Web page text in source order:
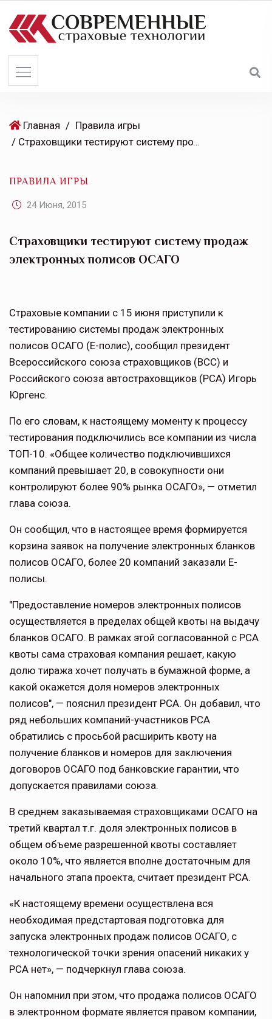
Главная / Правила игры
/ Страховщики тестируют систему продаж электронных полисов ОСАГО
ПРАВИЛА ИГРЫ
24 Июня, 2015
Страховщики тестируют систему продаж
электронных полисов ОСАГО
Страховые компании с 15 июня приступили к
тестированию системы продаж электронных
полисов ОСАГО (Е-полис), сообщил президент
Всероссийского союза страховщиков (ВСС) и
Российского союза автостраховщиков (РСА) Игорь
Юргенс.
По его словам, к настоящему моменту к процессу
тестирования подключились все компании из числа
ТОП-10. «Общее количество подключившихся
компаний превышает 20, в совокупности они
контролируют более 90% рынка ОСАГО», — отметил
глава союза.
Он сообщил, что в настоящее время формируется
корзина заявок на получение электронных бланков
полисов ОСАГО, более 20 компаний заказали E-
полисы.
"Предоставление номеров электронных полисов
осуществляется в пределах общей квоты на выдачу
бланков ОСАГО. В рамках этой согласованной с РСА
квоты сама страховая компания решает, какую
долю тиража хочет получать в бумажной форме, а
какой окажется доля номеров электронных
полисов", — пояснил президент РСА. Он добавил, что
ряд небольших компаний-участников РСА
обратились с просьбой расширить квоту на
получение бланков и номеров для заключения
договоров ОСАГО под банковские гарантии, что
допускается правилами союза.
В среднем заказываемая страховщиками ОСАГО на
третий квартал т.г. доля электронных полисов в
общем объеме разрешенной квоты составляет
около 10%, что является вполне достаточным для
начального этапа проекта, считает президент РСА.
«К настоящему времени осуществлена вся
необходимая предстартовая подготовка для
запуска электронных продаж полисов ОСАГО, с
технологической точки зрения опасений никаких у
РСА нет», — подчеркнул глава союза.
Он напомнил при этом, что продажа полисов ОСАГО
в электронном формате является правом компании,